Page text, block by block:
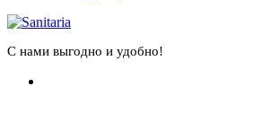
С нами выгодно и удобно!